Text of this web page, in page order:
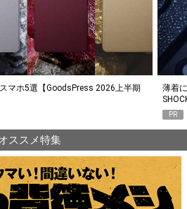
マホ5選【GoodsPress 2026上半期
薄着
PR
ススメ特集